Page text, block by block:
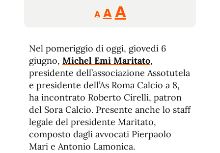
A
Reducir
tamaño
A Restablecer
de
fuente
AAumentar
de
fuente.
Nel pomeriggio di oggi, giovedì 6
giugno, Michel Emi Maritato,
presidente dell’associazione Assotutela
e presidente dell’As Roma Calcio a 8,
ha incontrato Roberto Cirelli, patron
del Sora Calcio. Presente anche lo staff
legale del presidente Maritato,
composto dagli avvocati Pierpaolo
Mari e Antonio Lamonica.